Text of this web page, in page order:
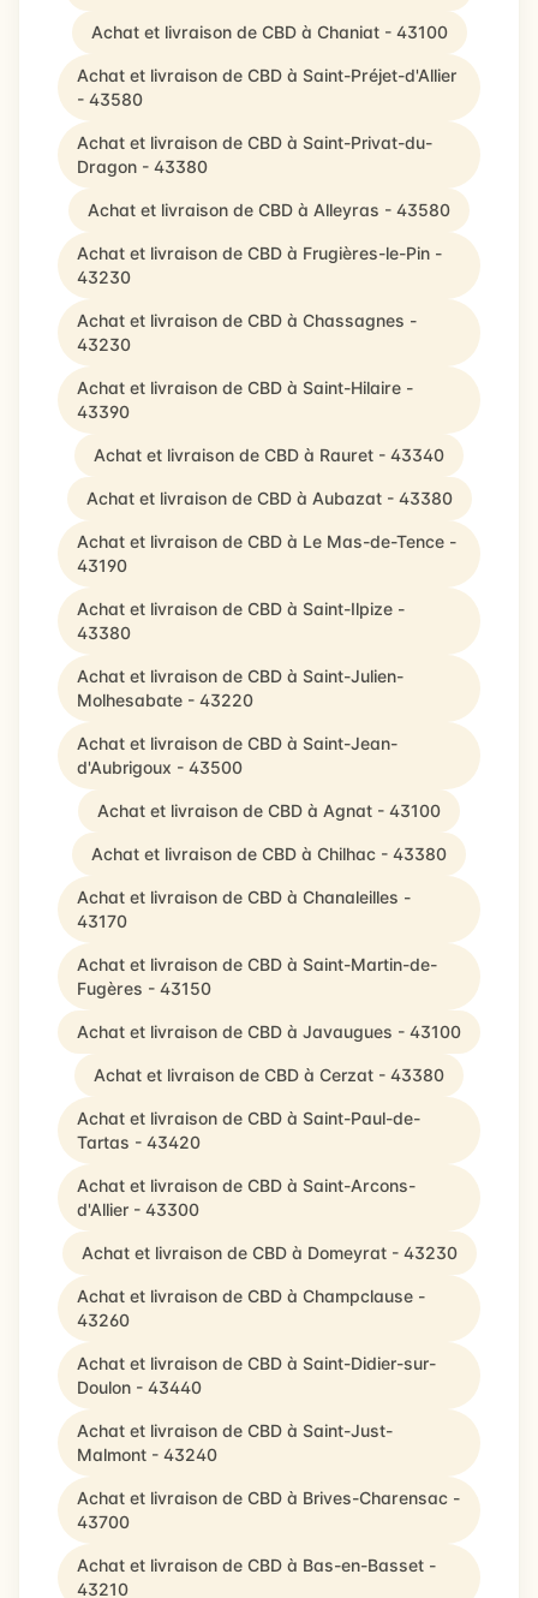
Achat et livraison de CBD à Chaniat - 43100
Achat et livraison de CBD à Saint-Préjet-d'Allier
- 43580
Achat et livraison de CBD à Saint-Privat-du-
Dragon - 43380
Achat et livraison de CBD à Alleyras - 43580
Achat et livraison de CBD à Frugières-le-Pin -
43230
Achat et livraison de CBD à Chassagnes -
43230
Achat et livraison de CBD à Saint-Hilaire -
43390
Achat et livraison de CBD à Rauret - 43340
Achat et livraison de CBD à Aubazat - 43380
Achat et livraison de CBD à Le Mas-de-Tence -
43190
Achat et livraison de CBD à Saint-Ilpize -
43380
Achat et livraison de CBD à Saint-Julien-
Molhesabate - 43220
Achat et livraison de CBD à Saint-Jean-
d'Aubrigoux - 43500
Achat et livraison de CBD à Agnat - 43100
Achat et livraison de CBD à Chilhac - 43380
Achat et livraison de CBD à Chanaleilles -
43170
Achat et livraison de CBD à Saint-Martin-de-
Fugères - 43150
Achat et livraison de CBD à Javaugues - 43100
Achat et livraison de CBD à Cerzat - 43380
Achat et livraison de CBD à Saint-Paul-de-
Tartas - 43420
Achat et livraison de CBD à Saint-Arcons-
d'Allier - 43300
Achat et livraison de CBD à Domeyrat - 43230
Achat et livraison de CBD à Champclause -
43260
Achat et livraison de CBD à Saint-Didier-sur-
Doulon - 43440
Achat et livraison de CBD à Saint-Just-
Malmont - 43240
Achat et livraison de CBD à Brives-Charensac -
43700
Achat et livraison de CBD à Bas-en-Basset -
43210